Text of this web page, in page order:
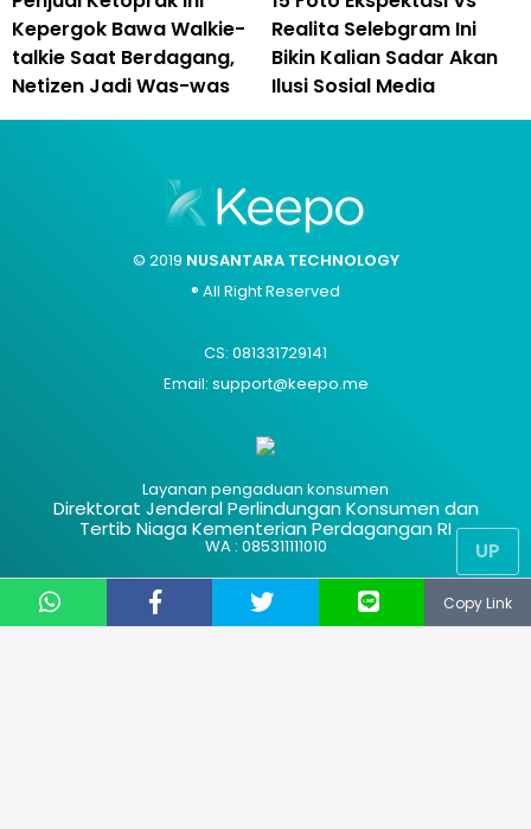
Copy Link
Kepergok Bawa Walkie-
talkie Saat Berdagang,
Netizen Jadi Was-was
Realita Selebgram Ini
Bikin Kalian Sadar Akan
Ilusi Sosial Media
UP
© 2019 NUSANTARA TECHNOLOGY
® All Right Reserved
CS: 081331729141
Email: support@keepo.me
Layanan pengaduan konsumen
Direktorat Jenderal Perlindungan Konsumen dan
Tertib Niaga Kementerian Perdagangan RI
WA : 085311111010
Advertisement Hak Cipta Contact Us
Kode Etik